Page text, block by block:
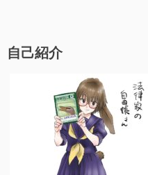
自己紹介